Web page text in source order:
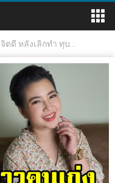
จิตดี หลังเลิกทำ ทุบ...